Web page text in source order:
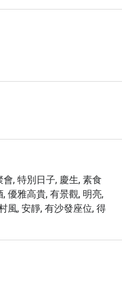
, 特別日子, 慶生, 素食
優雅高貴, 有景觀, 明亮,
風, 安靜, 有沙發座位, 得